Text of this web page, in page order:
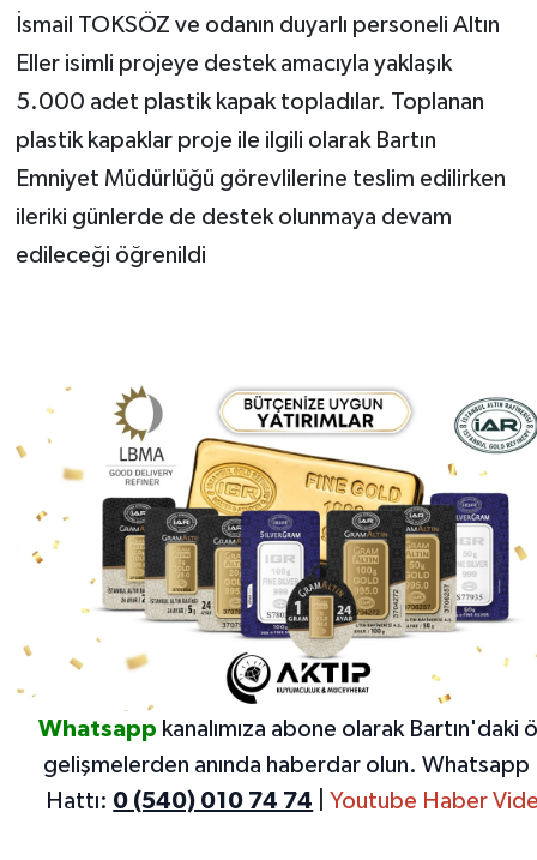
İsmail TOKSÖZ ve odanın duyarlı personeli Altın
Eller isimli projeye destek amacıyla yaklaşık
5.000 adet plastik kapak topladılar. Toplanan
plastik kapaklar proje ile ilgili olarak Bartın
Emniyet Müdürlüğü görevlilerine teslim edilirken
ileriki günlerde de destek olunmaya devam
edileceği öğrenildi
Whatsapp kanalımıza abone olarak Bartın'daki
gelişmelerden anında haberdar olun. Whatsapp
Hattı: 0 (540) 010 74 74 Youtube Haber